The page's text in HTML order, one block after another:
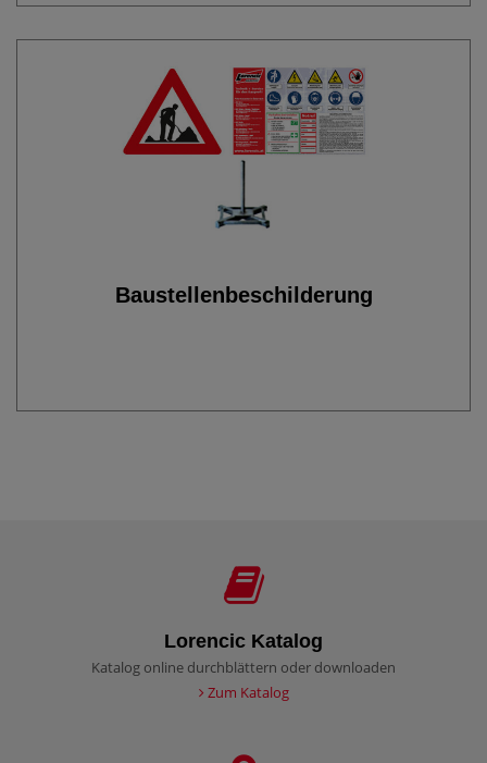
Baustellenbeschilderung
Lorencic Katalog
Katalog online durchblättern oder downloaden
Zum Katalog